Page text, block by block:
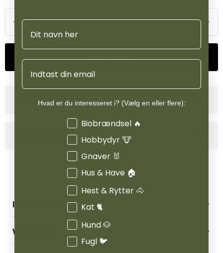
Tilføj til kurv
Produktinformation
Betingelser & vilkår
Reklamations- & fortrydelsesret
Levering & afhentning
VORES BUTIK
Navn
Email
Hvad er du interesseret i? (Vælg en eller flere):
Interesser
Biobrændsel 🔥
Hobbydyr 🐮
Gnaver 🐰
Hus & Have 🏠
Hest & Rytter 🐴
Kat 🐈
Hund 🐶
Fugl 🐦